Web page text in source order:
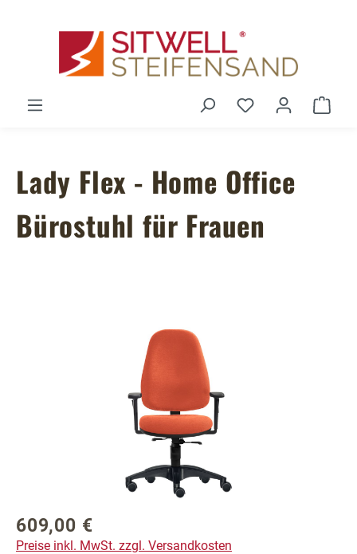
Du hast 0
Lady Flex - Home Office
Bürostuhl für Frauen
Bildergalerie überspringen
Regulärer Preis:
609,00 €
Preise inkl. MwSt. zzgl. Versandkosten